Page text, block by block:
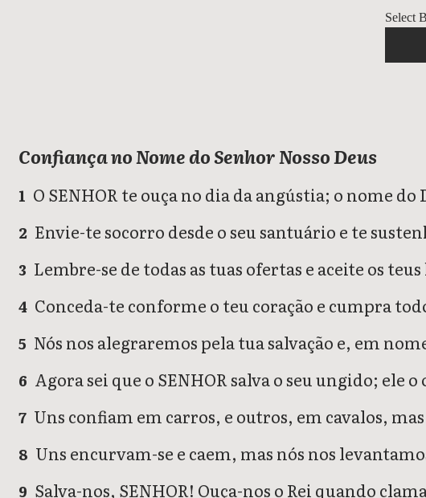
Select
Confiança no Nome do Senhor Nosso Deus
1 O SENHOR te ouça no dia da angústia; o nome do
2 Envie-te socorro desde o seu santuário e te
3 Lembre-se de todas as tuas ofertas e aceite os
4 Conceda-te conforme o teu coração e cumpra
5 Nós nos alegraremos pela tua salvação e, em
6 Agora sei que o SENHOR salva o seu ungido; ele
7 Uns confiam em carros, e outros, em cavalos,
8 Uns encurvam-se e caem, mas nós nos
9 Salva-nos, SENHOR! Ouça-nos o Rei quando